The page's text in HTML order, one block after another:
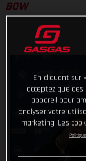
BOW
En cliquant sur
acceptez que
appareil pour
analyser votre
marketing. Les